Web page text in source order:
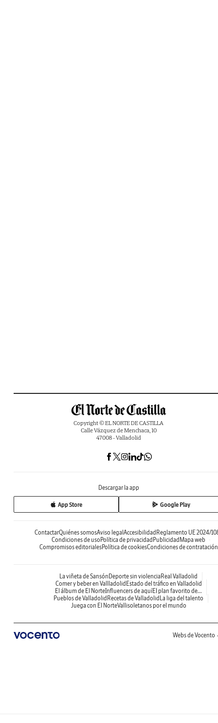
Copyright © EL NORTE DE CASTILLA
Calle Vázquez de Menchaca, 10
47008 - Valladolid
Descargar la app
App Store Google Play
ContactarQuiénes somosAviso legal Accesibilidad Reglamento UE 2024/
Condiciones de uso Política de privacidad Publicidad Mapa web
Compromisos editorialesPolítica de cookiesCondiciones de contratación
La viñeta de Sansón Deporte sin violencia Real Valladolid
Comer y beber en Vallladolid Estado del tráfico en Valladolid
El álbum de El NorteInfluencers de aquíEl plan favorito de...
Pueblos de Valladolid Recetas de Valladolid La liga del talento
Juega con El NorteVallisoletanos por el mundo
Webs de Vocento